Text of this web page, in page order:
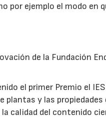
por ejemplo el modo en
de la Fundación
el primer Premio el
plantas y las
calidad del contenido